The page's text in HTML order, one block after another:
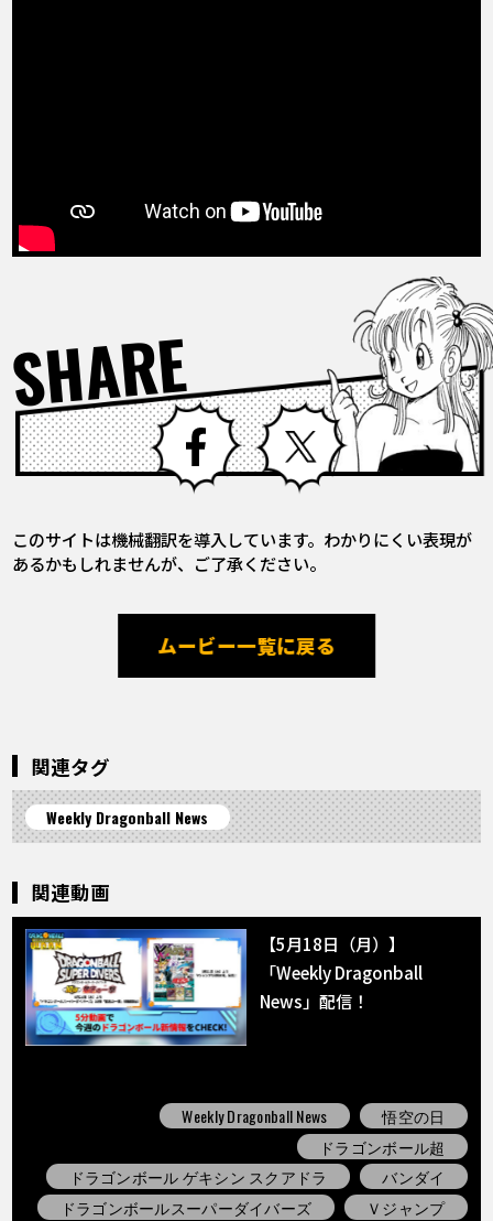
SHARE Facebook X
このサイトは機械翻訳を導入しています。わかりにくい表現が
あるかもしれませんが、ご了承ください。
ムービー一覧に戻る
関連タグ
Weekly Dragonball News
関連動画
【5月18日（月）】
「Weekly Dragonball
News」配信！
Weekly Dragonball News
悟空の日
ドラゴンボール超
ドラゴンボール ゲキシン スクアドラ
バンダイ
ドラゴンボールスーパーダイバーズ
Ｖジャンプ